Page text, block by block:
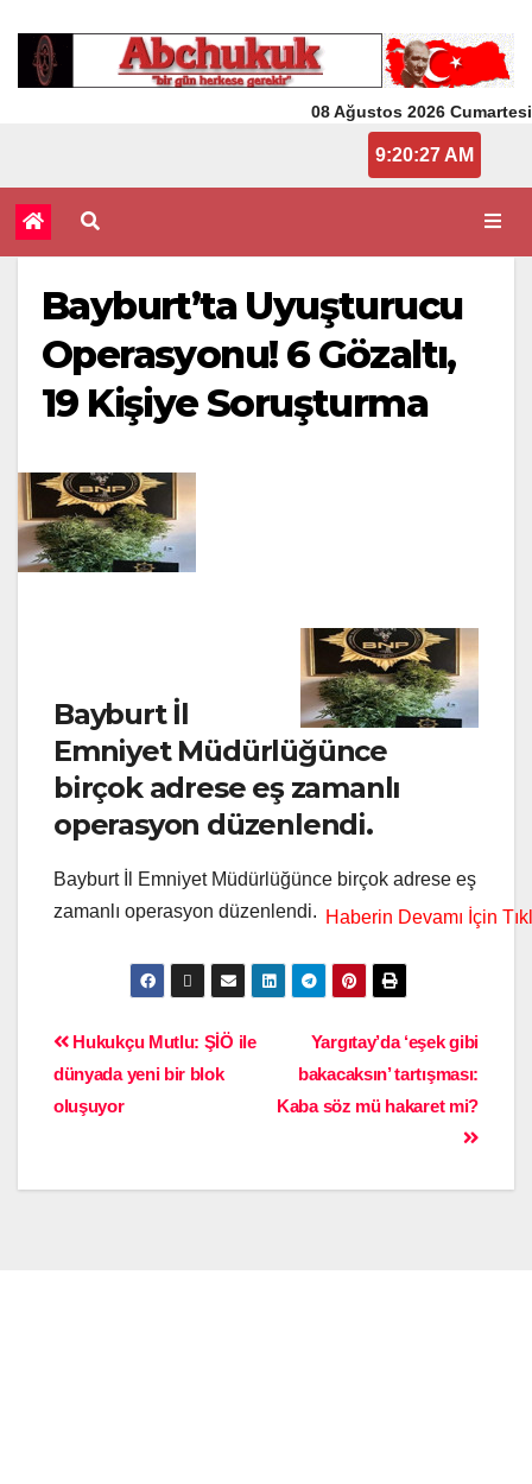
08 Ağustos 2026 Cumartesi
9:20:28 AM
Bayburt’ta Uyuşturucu
Operasyonu! 6 Gözaltı,
19 Kişiye Soruşturma
Bayburt İl
Emniyet Müdürlüğünce
birçok adrese eş zamanlı
operasyon düzenlendi.
Bayburt İl Emniyet Müdürlüğünce birçok adrese eş
zamanlı operasyon düzenlendi.
Yargıtay’da ‘eşek gibi
bakacaksın’ tartışması:
Kaba söz mü hakaret mi?
Hukukçu Mutlu: ŞİÖ ile
dünyada yeni bir blok
oluşuyor